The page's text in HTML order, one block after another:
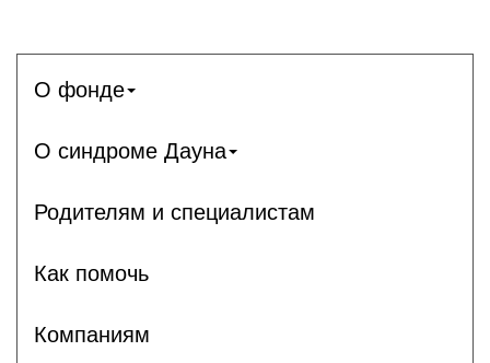
О фонде
О синдроме Дауна
Родителям и специалистам
Как помочь
Компаниям